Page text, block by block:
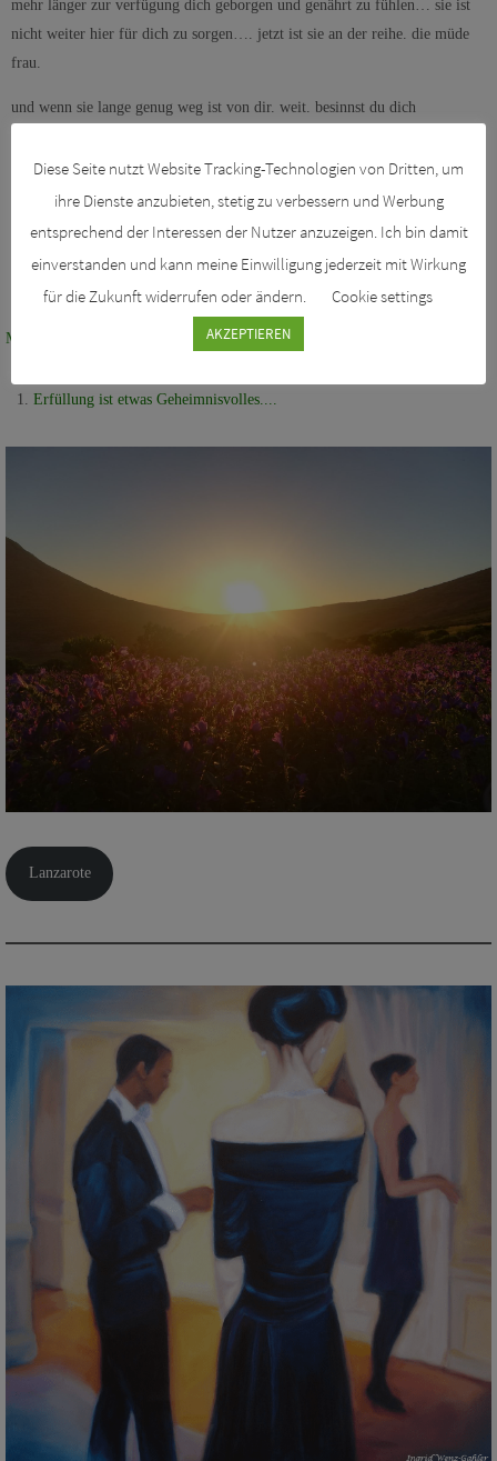
mehr länger zur verfügung dich geborgen und genährt zu fühlen… sie ist
nicht weiter hier für dich zu sorgen…. jetzt ist sie an der reihe. die müde
frau.
und wenn sie lange genug weg ist von dir. weit. besinnst du dich
unendliches herz und an ihre güte und an ihre fähigkeit zu vergeben….
verena rottma
Mit Ganzem Herzen
Erfüllung ist etwas Geheimnisvolles....
Lanzarote
Diese Seite nutzt Website Tracking-Technologien von Dritten, um
ihre Dienste anzubieten, stetig zu verbessern und Werbung
entsprechend der Interessen der Nutzer anzuzeigen. Ich bin damit
einverstanden und kann meine Einwilligung jederzeit mit Wirkung
für die Zukunft widerrufen oder ändern.
Cookie settings
AKZEPTIEREN